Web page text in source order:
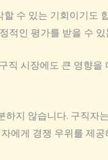
수 있는 기회이기도
적인 평가를 받을 수
직 시장에도 큰 영향을
지 않습니다. 구직자
에게 경쟁 우위를 제공